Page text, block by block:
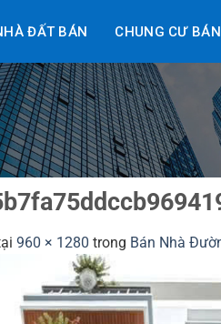
ĐẤT BÁN CHUNG CƯ BÁN
960 × 1280 trong Bán Nhà